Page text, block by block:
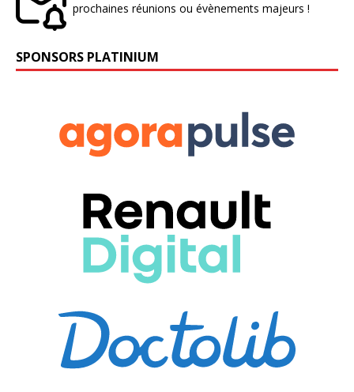
prochaines réunions ou évènements majeurs !
SPONSORS PLATINIUM